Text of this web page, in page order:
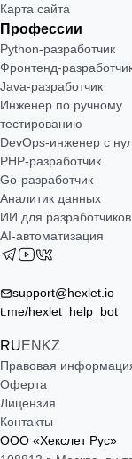
Карта сайта
Профессии
Python-разработчик
Фронтенд-
Java-разработчик
Инженер по ручному
тестированию
DevOps-инженер с
РНР-разработчик
Go-разработчик
Аналитик данных
ИИ для разработчиков
AI-автоматизация
support@hexlet.io
t.me/hexlet_help_bot
RUEN KZ
Правовая
Оферта
Лицензия
Контакты
ООО «Хекслет Рус»